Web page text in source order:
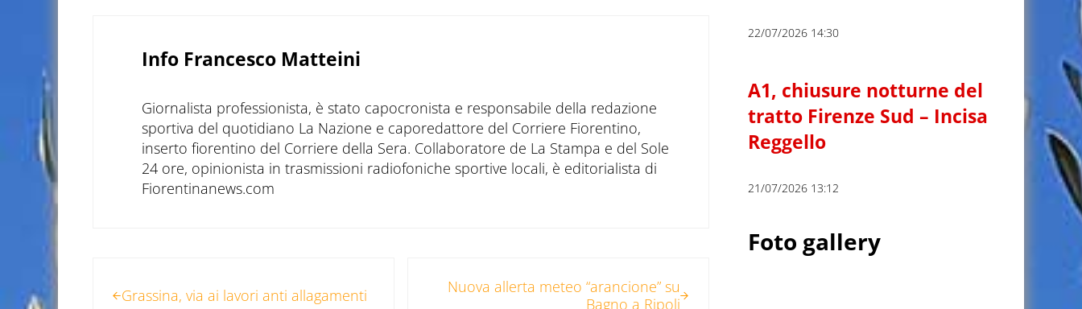
Info Francesco Matteini
Giornalista professionista, è stato capocronista e responsabile della redazione
sportiva del quotidiano La Nazione e caporedattore del Corriere Fiorentino,
inserto fiorentino del Corriere della Sera. Collaboratore de La Stampa e del Sole
24 ore, opinionista in trasmissioni radiofoniche sportive locali, è editorialista di
Fiorentinanews.com
Grassina, via ai lavori anti allagamenti
Nuova allerta meteo “arancione” su
Bagno a Ripoli
22/07/2026 14:30
A1, chiusure notturne del
tratto Firenze Sud – Incisa
Reggello
21/07/2026 13:12
Foto gallery